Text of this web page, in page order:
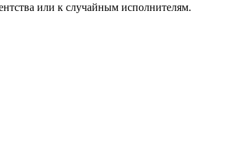
или к случайным исполнителям.